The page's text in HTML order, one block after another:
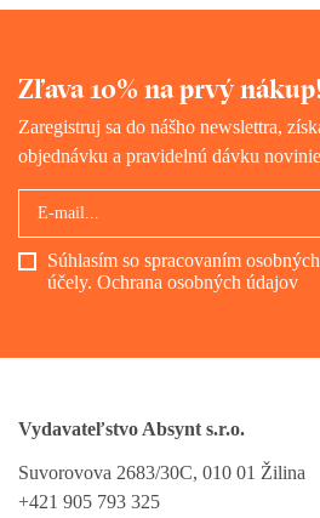
Zľava 10% na prvý
Zaregistruj sa do nášho newslettra,
objednávku a pravidelnú dávku
Súhlasím so spracovaním
účely. Ochrana osobných údajov
Vydavateľstvo Absynt s.r.o.
Suvorovova 2683/30C, 010 01 Žilina
+421 905 793 325